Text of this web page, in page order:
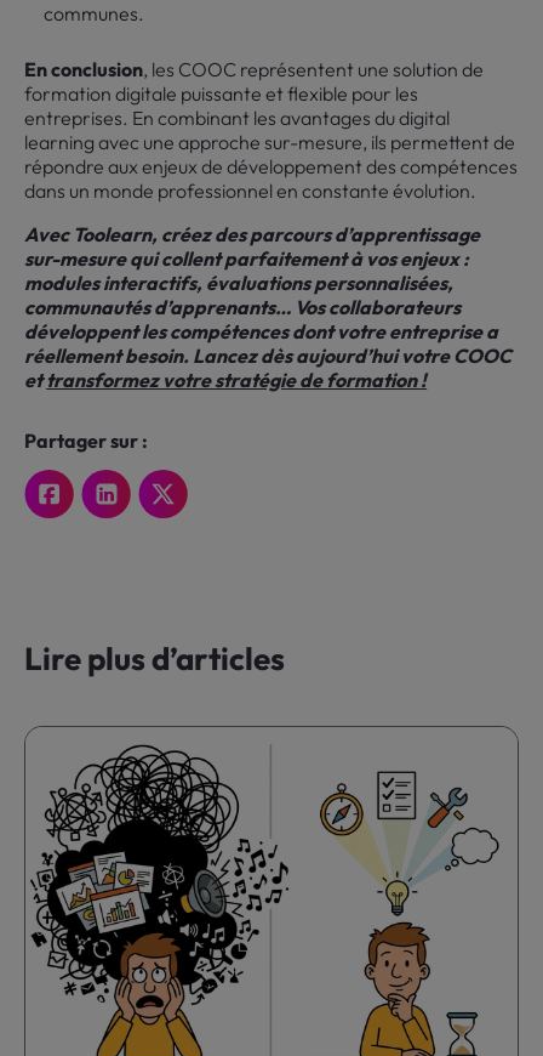
communes.
En conclusion, les COOC représentent une solution de
formation digitale puissante et flexible pour les
entreprises. En combinant les avantages du digital
learning avec une approche sur-mesure, ils permettent de
répondre aux enjeux de développement des compétences
dans un monde professionnel en constante évolution.
Avec Toolearn, créez des parcours d’apprentissage
sur-mesure qui collent parfaitement à vos enjeux :
modules interactifs, évaluations personnalisées,
communautés d’apprenants… Vos collaborateurs
développent les compétences dont votre entreprise a
réellement besoin. Lancez dès aujourd’hui votre COOC
ettransformez votre stratégie de formation !
Partager sur :
Lire plus d’articles